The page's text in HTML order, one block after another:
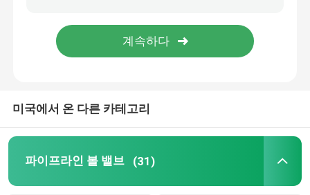
기어 조종된 볼 밸브
긴급 차단 밸브
미국에서 온 다른 카테고리
파이프라인 볼 밸브 (31)